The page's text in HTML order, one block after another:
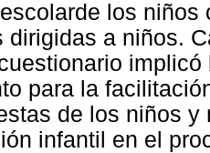
los
dirigidas a niños.
para la
de los niños
infantil en el